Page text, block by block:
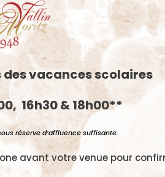
des vacances scolaires
16h30 & 18h00**
réserve d’affluence suffisante.
avant votre venue pour